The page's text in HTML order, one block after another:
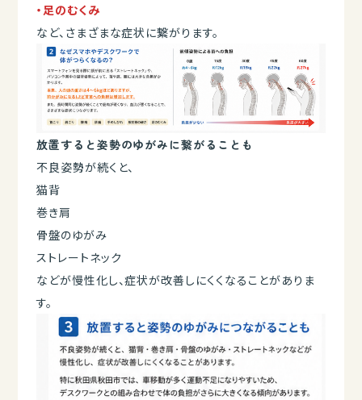
・足のむくみ
など、さまざまな症状に繋がります。
放置すると姿勢のゆがみに繋がることも
不良姿勢が続くと、
猫背
巻き肩
骨盤のゆがみ
ストレートネック
などが慢性化し、症状が改善しにくくなることがありま
す。